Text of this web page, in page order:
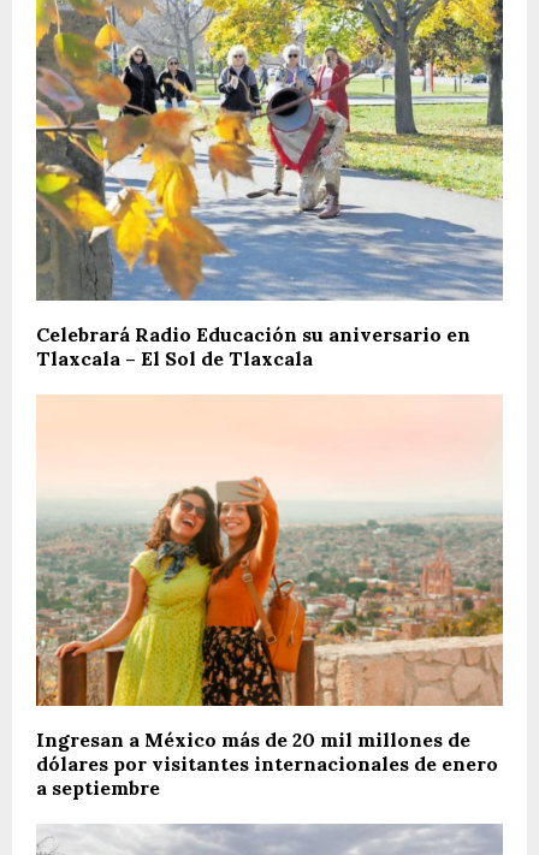
Celebrará Radio Educación su aniversario en
Tlaxcala – El Sol de Tlaxcala
Ingresan a México más de 20 mil millones de
dólares por visitantes internacionales de enero
a septiembre